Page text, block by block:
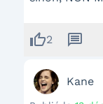
thumb_up2 message
Kane